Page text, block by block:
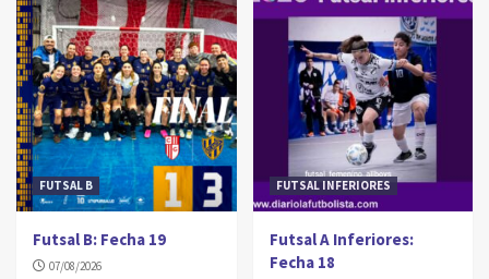
FUTSAL B
Futsal B: Fecha 19
07/08/2026
FUTSAL INFERIORES
Futsal A Inferiores:
Fecha 18